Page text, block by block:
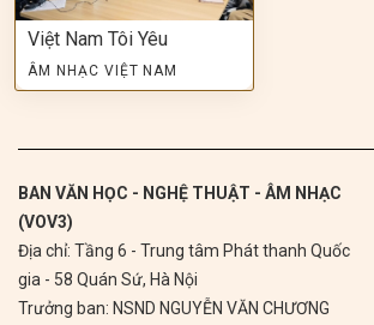
Việt Nam Tôi Yêu
ÂM NHẠC VIỆT NAM
BAN VĂN HỌC - NGHỆ THUẬT - ÂM NHẠC
(VOV3)
Địa chỉ: Tầng 6 - Trung tâm Phát thanh Quốc
gia - 58 Quán Sứ, Hà Nội
Trưởng ban: NSND NGUYỄN VĂN CHƯƠNG